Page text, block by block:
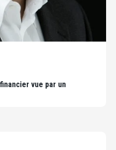
vue par un